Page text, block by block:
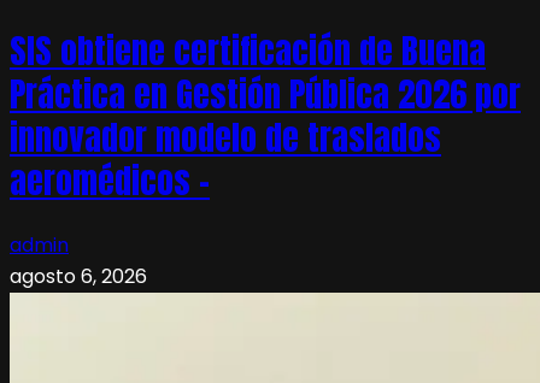
SIS obtiene certificación de Buena
Práctica en Gestión Pública 2026 por
innovador modelo de traslados
aeromédicos –
admin
agosto 6, 2026